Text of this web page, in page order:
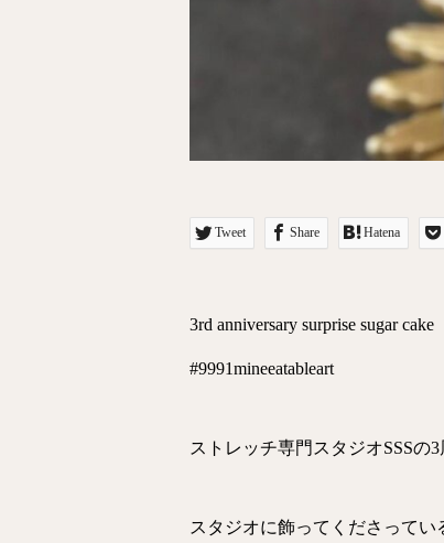
Tweet Share Hatena
3rd anniversary surprise sugar cake
#9991mineeatableart
ストレッチ専門スタジオSSSの
スタジオに飾ってくださって